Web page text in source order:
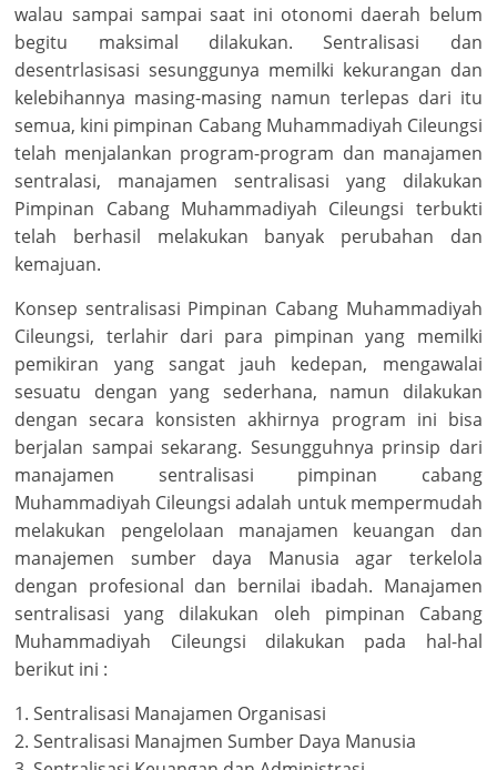
walau sampai sampai saat ini otonomi daerah belum
begitu maksimal dilakukan. Sentralisasi dan
desentrlasisasi sesunggunya memilki kekurangan dan
kelebihannya masing-masing namun terlepas dari itu
semua, kini pimpinan Cabang Muhammadiyah Cileungsi
telah menjalankan program-program dan manajamen
sentralasi, manajamen sentralisasi yang dilakukan
Pimpinan Cabang Muhammadiyah Cileungsi terbukti
telah berhasil melakukan banyak perubahan dan
kemajuan.
Konsep sentralisasi Pimpinan Cabang Muhammadiyah
Cileungsi, terlahir dari para pimpinan yang memilki
pemikiran yang sangat jauh kedepan, mengawalai
sesuatu dengan yang sederhana, namun dilakukan
dengan secara konsisten akhirnya program ini bisa
berjalan sampai sekarang. Sesungguhnya prinsip dari
manajamen sentralisasi pimpinan cabang
Muhammadiyah Cileungsi adalah untuk mempermudah
melakukan pengelolaan manajamen keuangan dan
manajemen sumber daya Manusia agar terkelola
dengan profesional dan bernilai ibadah. Manajamen
sentralisasi yang dilakukan oleh pimpinan Cabang
Muhammadiyah Cileungsi dilakukan pada hal-hal
berikut ini :
1. Sentralisasi Manajamen Organisasi
2. Sentralisasi Manajmen Sumber Daya Manusia